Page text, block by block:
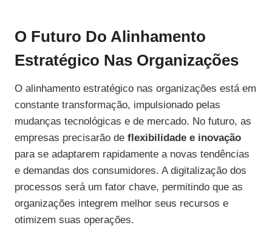
O Futuro Do Alinhamento
Estratégico Nas Organizações
O alinhamento estratégico nas organizações está em
constante transformação, impulsionado pelas
mudanças tecnológicas e de mercado. No futuro, as
empresas precisarão de flexibilidade e inovação
para se adaptarem rapidamente a novas tendências
e demandas dos consumidores. A digitalização dos
processos será um fator chave, permitindo que as
organizações integrem melhor seus recursos e
otimizem suas operações.